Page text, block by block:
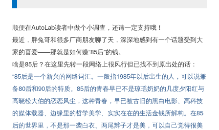
顺便在AutoLab读者中做个小调查，还请一定支持哦！
最近，胖兔哥和很多厂商朋友聊了天，深深地感到有一个话题受到大
家的喜爱——那就是如何赚“85后”的钱。
啥是85后？在这里先转一段网络上很风行但已找不到原出处的话：
“85后是一个新兴的网络词汇。一般指1985年以后出生的人，可以说兼
备80后和90后的特质。85后的青春早已不是琼瑶奶奶的几度夕阳红与
高晓松大伯的恋恋风尘，这种青春，早已被古旧的黑白电影、高科技
的媒体载器、边缘里的哲学美学、实实在在的生活金钱所解构。在85
后的世界里，不是那一袭白衣、两尾辫子才是美，可以自己觉得很美